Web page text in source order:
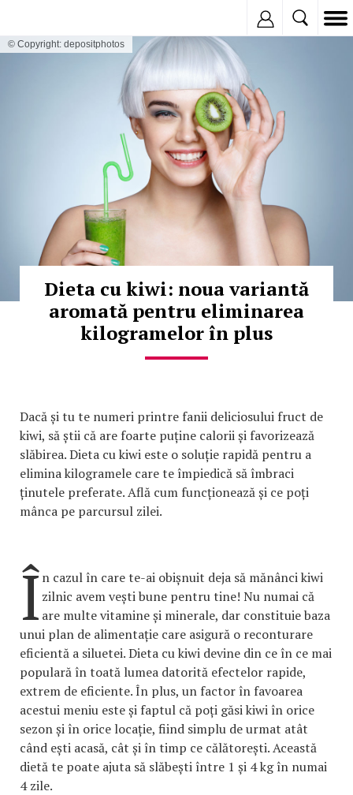
© Copyright: depositphotos
Dieta cu kiwi: noua variantă
aromată pentru eliminarea
kilogramelor în plus
Dacă și tu te numeri printre fanii deliciosului fruct de
kiwi, să știi că are foarte puține calorii și favorizează
slăbirea. Dieta cu kiwi este o soluție rapidă pentru a
elimina kilogramele care te împiedică să îmbraci
ținutele preferate. Află cum funcționează și ce poți
mânca pe parcursul zilei.
În cazul în care te-ai obișnuit deja să mănânci kiwi
zilnic avem vești bune pentru tine! Nu numai că
are multe vitamine și minerale, dar constituie baza
unui plan de alimentație care asigură o reconturare
eficientă a siluetei. Dieta cu kiwi devine din ce în ce mai
populară în toată lumea datorită efectelor rapide,
extrem de eficiente. În plus, un factor în favoarea
acestui meniu este și faptul că poți găsi kiwi în orice
sezon și în orice locație, fiind simplu de urmat atât
când ești acasă, cât și în timp ce călătorești. Această
dietă te poate ajuta să slăbești între 1 și 4 kg în numai
4 zile.